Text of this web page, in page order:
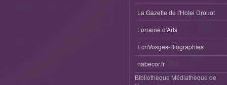
La Gazette de l'Hotel Drouot
Lorraine d'Arts
EcriVosges-Biographies
nabecor.fr
Bibliothèque Médiathèque de